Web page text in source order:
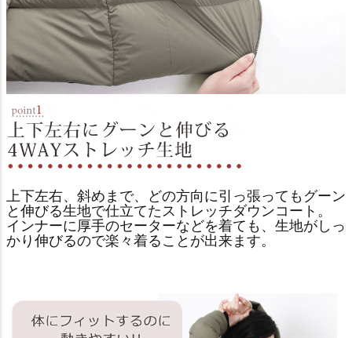
上下左右、斜めまで、どの方向に引っ張ってもグーン
と伸びる生地で仕立てたストレッチダウンコート。
インナーに厚手のセーターなどを着ても、生地がしっ
かり伸びるので楽々着ることが出来ます。